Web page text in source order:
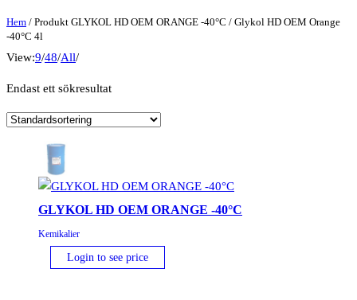
Hem / Produkt GLYKOL HD OEM ORANGE -40°C / Glykol HD OEM Orange
-40°C 4l
View:9/48/All/
Endast ett sökresultat
GLYKOL HD OEM ORANGE -40°C
Kemikalier
Login to see price